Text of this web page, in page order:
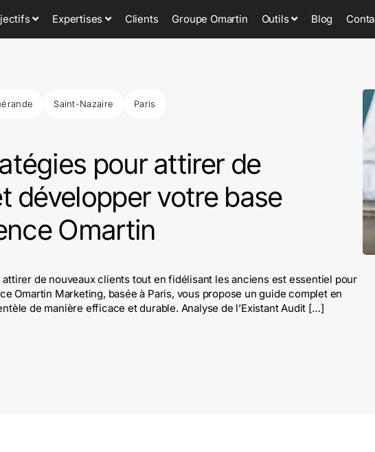
Expertises Clients Groupe Omartin Outils Blog
Saint-Nazaire Paris
pour attirer de
développer votre base
Omartin
de nouveaux clients tout en fidélisant les anciens est essentiel pour
Omartin Marketing, basée à Paris, vous propose un guide complet en
de manière efficace et durable. Analyse de l’Existant Audit […]